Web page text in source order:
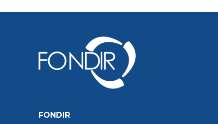
FONDIR